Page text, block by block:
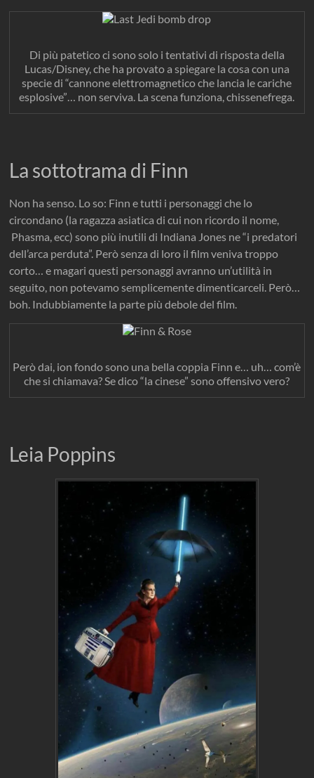
Di più patetico ci sono solo i tentativi di risposta della
Lucas/Disney, che ha provato a spiegare la cosa con una
specie di “cannone elettromagnetico che lancia le cariche
esplosive”… non serviva. La scena funziona, chissenefrega.
La sottotrama di Finn
Non ha senso. Lo so: Finn e tutti i personaggi che lo
circondano (la ragazza asiatica di cui non ricordo il nome,
Phasma, ecc) sono più inutili di Indiana Jones ne “i predatori
dell’arca perduta”. Però senza di loro il film veniva troppo
corto… e magari questi personaggi avranno un’utilità in
seguito, non potevamo semplicemente dimenticarceli. Però…
boh. Indubbiamente la parte più debole del film.
Però dai, ion fondo sono una bella coppia Finn e… uh… com’è
che si chiamava? Se dico “la cinese” sono offensivo vero?
Leia Poppins